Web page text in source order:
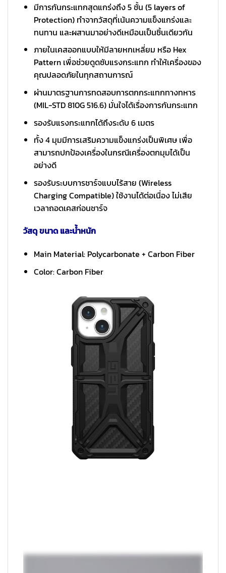
มีการกันกระแทกสุดแกร่งถึง 5 ชั้น (5 layers of
Protection) ทำจากวัสดุที่เน้นความแข็งแกร่งและ
ทนทาน และผสานมาอย่างดีเหมือนเป็นชิ้นเดียวกัน
ภายในเคสออกแบบให้มีลายหกเหลี่ยม หรือ Hex
Pattern เพื่อช่วยดูดซับแรงกระแทก ทำให้เครื่องของ
คุณปลอดภัยในทุกสถานการณ์
ผ่านมาตรฐานการทดสอบการตกกระแทกทางทหาร
(MIL-STD 810G 516.6) มั่นใจได้เรื่องการกันกระแทก
รองรับแรงกระแทกได้ถึงระดับ 6 เมตร
ทั้ง 4 มุมมีการเสริมความแข็งแกร่งเป็นพิเศษ เพื่อ
สามารถปกป้องเครื่องในกรณีเครื่องตกมุมได้เป็น
อย่างดี
รองรับระบบการชาร์จแบบไร้สาย (Wireless
Charging Compatible) ใช้งานได้ต่อเนื่อง ไม่เสีย
เวลาถอดเคสก่อนชาร์จ
วัสดุ ขนาด และน้ำหนัก
Main Material: Polycarbonate + Carbon Fiber
Color: Carbon Fiber